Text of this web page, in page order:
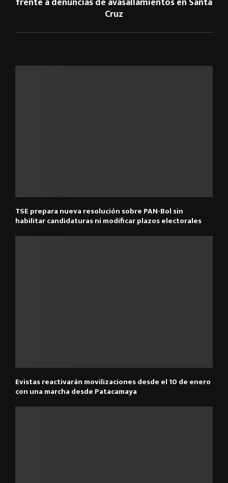
Cruz
TSE prepara nueva resolución sobre PAN-Bol sin
habilitar candidaturas ni modificar plazos electorales
Evistas reactivarán movilizaciones desde el 10 de enero
con una marcha desde Patacamaya